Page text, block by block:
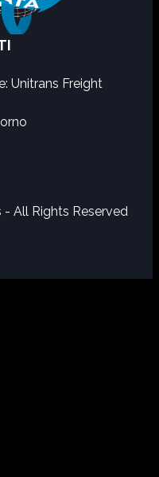
Unitrans Freight
All Rights Reserved